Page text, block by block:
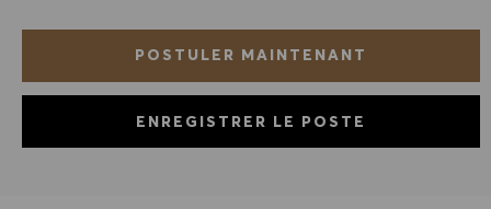
POSTULER MAINTENANT
ENREGISTRER LE POSTE